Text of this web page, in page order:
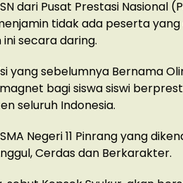
dari Pusat Prestasi Nasional
tidak ada peserta
secara daring.
yang sebelumnya Bernama
bagi siswa siswi
seluruh Indonesia.
Negeri 11 Pinrang yang
Cerdas dan Berkarakter.